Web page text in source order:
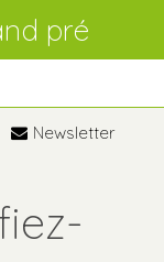
Newsletter